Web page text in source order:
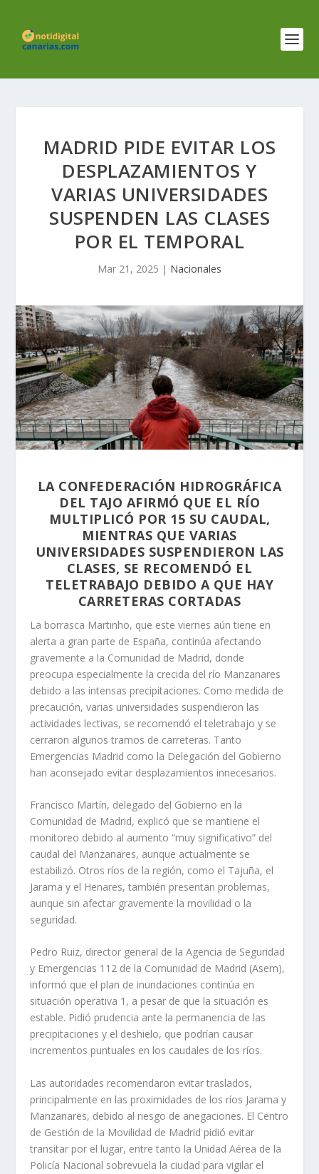
MADRID PIDE EVITAR LOS
DESPLAZAMIENTOS Y
VARIAS UNIVERSIDADES
SUSPENDEN LAS CLASES
POR EL TEMPORAL
Mar 21, 2025 | Nacionales
LA CONFEDERACIÓN HIDROGRÁFICA
DEL TAJO AFIRMÓ QUE EL RÍO
MULTIPLICÓ POR 15 SU CAUDAL,
MIENTRAS QUE VARIAS
UNIVERSIDADES SUSPENDIERON LAS
CLASES, SE RECOMENDÓ EL
TELETRABAJO DEBIDO A QUE HAY
CARRETERAS CORTADAS
La borrasca Martinho, que este viernes aún tiene en
alerta a gran parte de España, continúa afectando
gravemente a la Comunidad de Madrid, donde
preocupa especialmente la crecida del río Manzanares
debido a las intensas precipitaciones. Como medida de
precaución, varias universidades suspendieron las
actividades lectivas, se recomendó el teletrabajo y se
cerraron algunos tramos de carreteras. Tanto
Emergencias Madrid como la Delegación del Gobierno
han aconsejado evitar desplazamientos innecesarios.
Francisco Martín, delegado del Gobierno en la
Comunidad de Madrid, explicó que se mantiene el
monitoreo debido al aumento “muy significativo” del
caudal del Manzanares, aunque actualmente se
estabilizó. Otros ríos de la región, como el Tajuña, el
Jarama y el Henares, también presentan problemas,
aunque sin afectar gravemente la movilidad o la
seguridad.
Pedro Ruiz, director general de la Agencia de Seguridad
y Emergencias 112 de la Comunidad de Madrid (Asem),
informó que el plan de inundaciones continúa en
situación operativa 1, a pesar de que la situación es
estable. Pidió prudencia ante la permanencia de las
precipitaciones y el deshielo, que podrían causar
incrementos puntuales en los caudales de los ríos.
Las autoridades recomendaron evitar traslados,
principalmente en las proximidades de los ríos Jarama y
Manzanares, debido al riesgo de anegaciones. El Centro
de Gestión de la Movilidad de Madrid pidió evitar
transitar por el lugar, entre tanto la Unidad Aérea de la
Policía Nacional sobrevuela la ciudad para vigilar el